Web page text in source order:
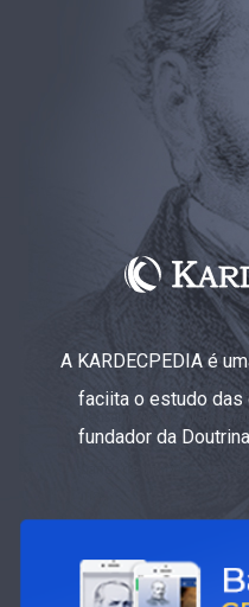
A KARDECPEDIA é
faciita o estudo das
fundador da